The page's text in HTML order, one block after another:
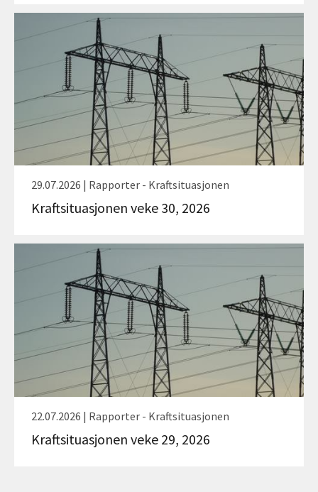
29.07.2026 | Rapporter - Kraftsituasjonen
Kraftsituasjonen veke 30, 2026
22.07.2026 | Rapporter - Kraftsituasjonen
Kraftsituasjonen veke 29, 2026